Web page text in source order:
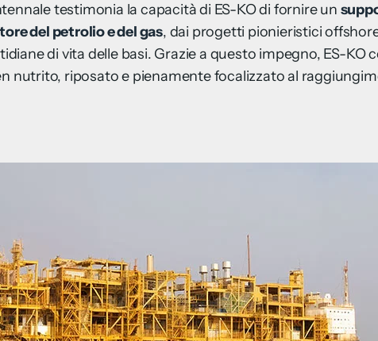
testimonia la capacità di ES-KO di fornire un
del petrolio e del gas, dai progetti pionieristici
di vita delle basi. Grazie a questo impegno, ES-KO
nutrito, riposato e pienamente focalizzato al